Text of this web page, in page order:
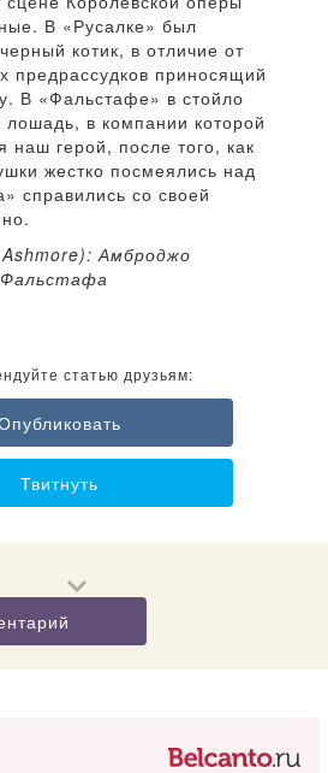
В «Русалке» был
котик, в отличие от
предрассудков приносящий
В «Фальстафе» в стойло
в компании которой
наш герой, после того, как
жестко посмеялись над
справились со своей
Амброджо
статью друзьям:
Твитнуть